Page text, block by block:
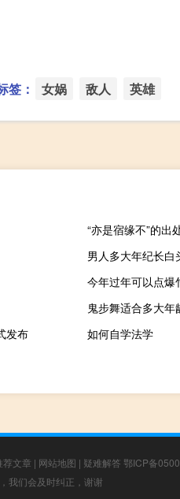
签： 女娲 敌人 英雄
“亦是宿缘不”的出
男人多大年纪长白
今年过年可以点爆
鬼步舞适合多大年
发布
如何自学法学
荐文章 | 网站地图 | 疑难解答 鄂ICP备
我们会及时纠正，谢谢